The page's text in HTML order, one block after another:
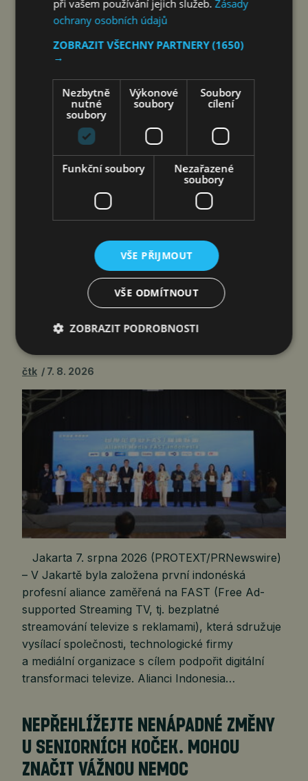
Šen-čen (Čína) 8. srpna 2026
(PROTEXT/PRNewswire) – Společnost DJI
a Isabelle, ikona oceněná na festivalu v Cannes,
spojují hlasy dvou žen napříč staletími – film byl
natočen výhradně na kameru Osmo Pocket 4P
Společnost DJI, vedoucí světový podnik v oblasti
COOLITA ZAHAJUJE PRVNÍ
INDONÉSKOU INICIATIVU FAST
MEDIA ALLIANCE VE SPOLUPRÁCI
S PŘEDNÍMI VYSÍLACÍMI…
čtk 7. 8. 2026
Jakarta 7. srpna 2026 (PROTEXT/PRNewswire)
– V Jakartě byla založena první indonéská
profesní aliance zaměřená na FAST (Free Ad-
supported Streaming TV, tj. bezplatné
streamování televize s reklamami), která sdružuje
vysílací společnosti, technologické firmy
a mediální organizace s cílem podpořit digitální
transformaci televize. Alianci Indonesia…
NEPŘEHLÍŽEJTE NENÁPADNÉ ZMĚNY
U SENIORNÍCH KOČEK. MOHOU
ZNAČIT VÁŽNOU NEMOC
při vašem používání jejich služeb.Zásady
ochrany osobních údajů
ZOBRAZIT VŠECHNY PARTNERY(1650)
→
Nezbytně
nutné
soubory
Výkonové
soubory
Soubory
cílení
Funkční soubory
Nezařazené
soubory
VŠE PŘIJMOUT
VŠE ODMÍTNOUT
ZOBRAZIT PODROBNOSTI